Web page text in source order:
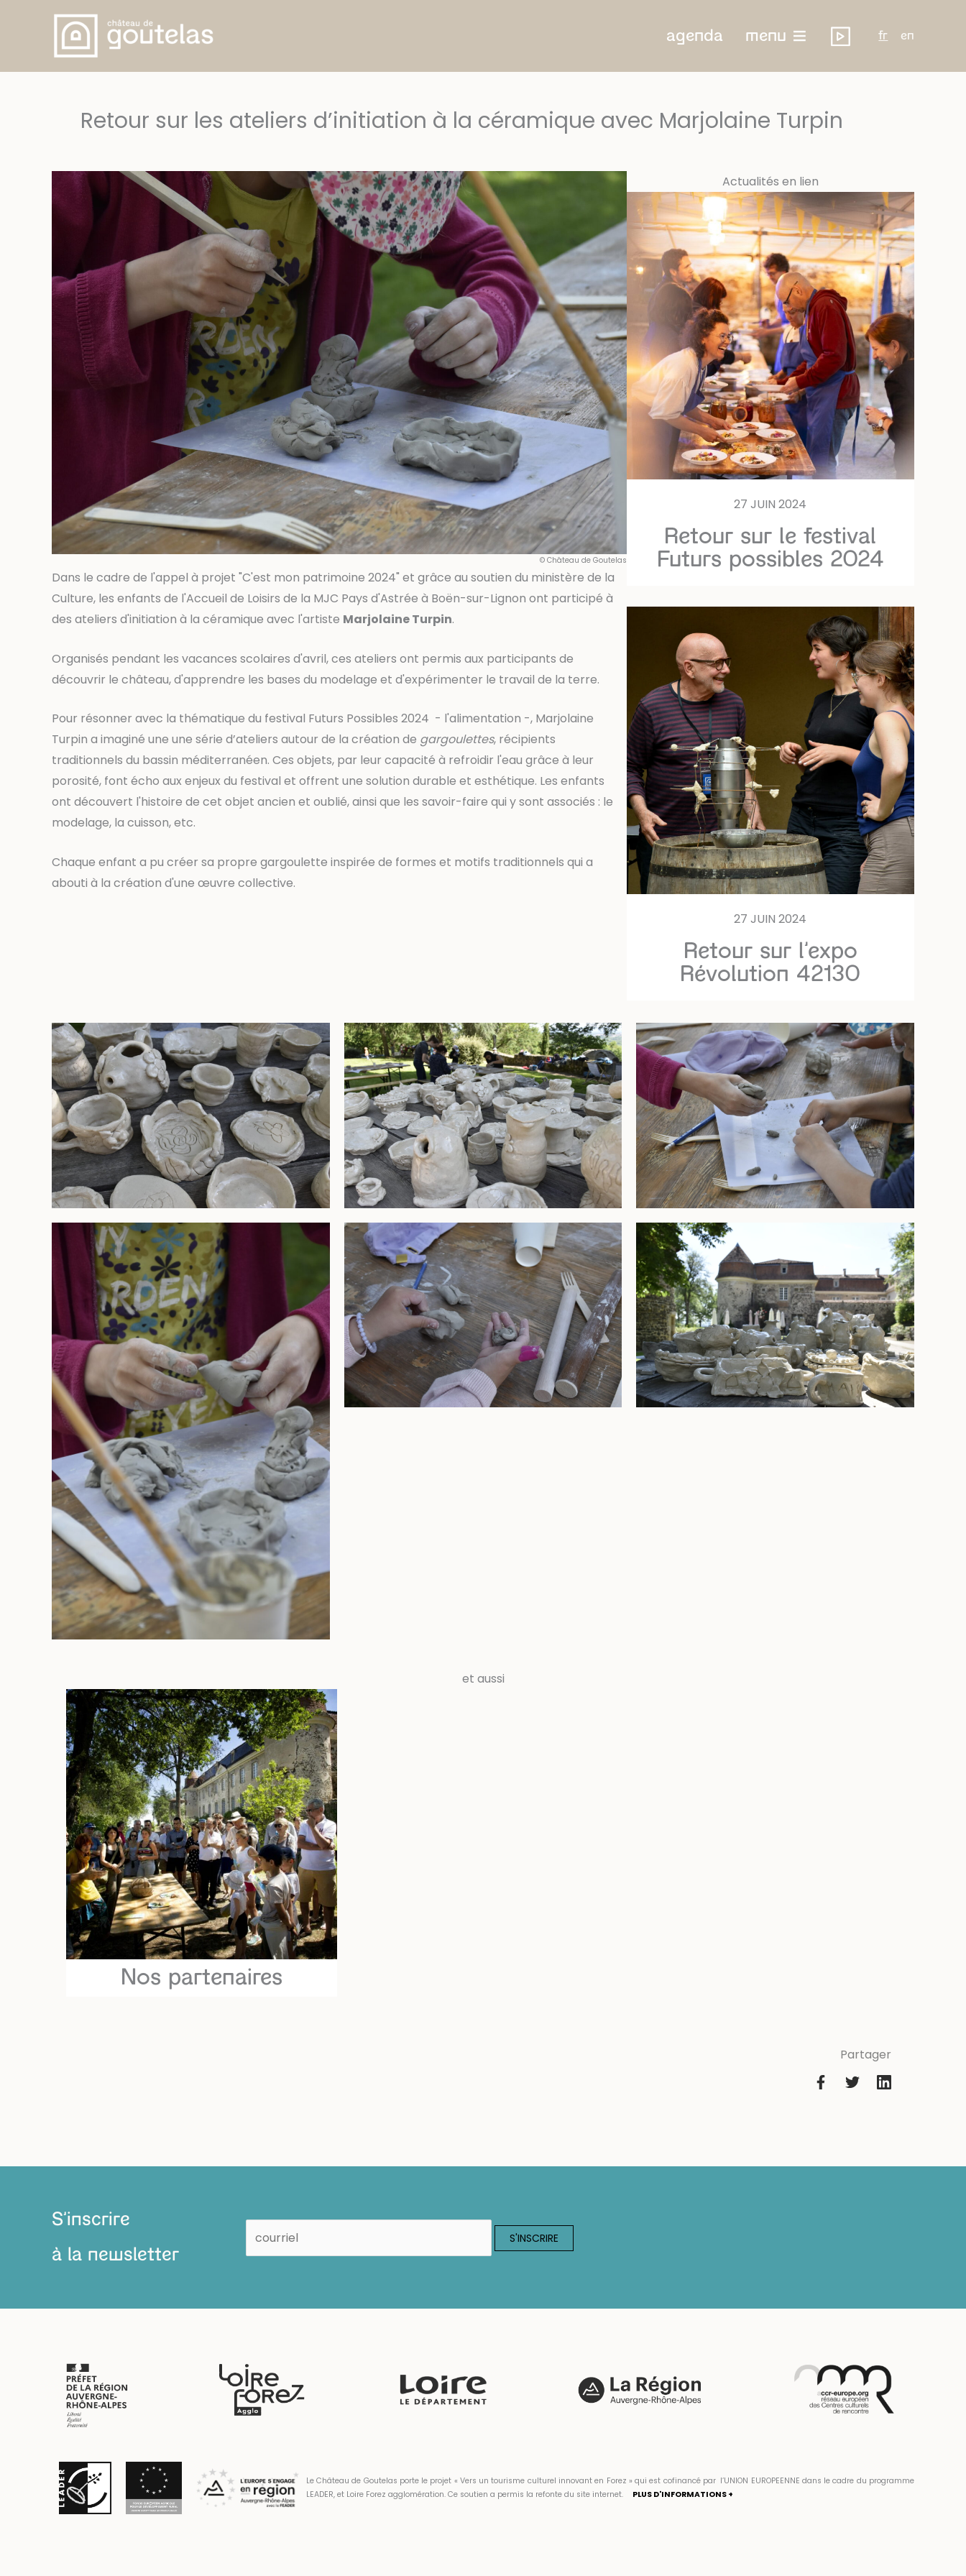
agenda menu fr en
Retour sur les ateliers d’initiation à la céramique avec Marjolaine Turpin
© Château de Goutelas
Dans le cadre de l'appel à projet "C'est mon patrimoine 2024" et grâce au soutien du ministère de la
Culture, les enfants de l'Accueil de Loisirs de la MJC Pays d'Astrée à Boën-sur-Lignon ont participé à
des ateliers d'initiation à la céramique avec l'artiste Marjolaine Turpin.
Organisés pendant les vacances scolaires d'avril, ces ateliers ont permis aux participants de
découvrir le château, d'apprendre les bases du modelage et d'expérimenter le travail de la terre.
Pour résonner avec la thématique du festival Futurs Possibles 2024 - l'alimentation -, Marjolaine
Turpin a imaginé une une série d’ateliers autour de la création de gargoulettes, récipients
traditionnels du bassin méditerranéen. Ces objets, par leur capacité à refroidir l'eau grâce à leur
porosité, font écho aux enjeux du festival et offrent une solution durable et esthétique. Les enfants
ont découvert l'histoire de cet objet ancien et oublié, ainsi que les savoir-faire qui y sont associés : le
modelage, la cuisson, etc.
Chaque enfant a pu créer sa propre gargoulette inspirée de formes et motifs traditionnels qui a
abouti à la création d'une œuvre collective.
Actualités en lien
27 JUIN 2024
Retour sur le festival
Futurs possibles 2024
27 JUIN 2024
Retour sur l’expo
Révolution 42130
et aussi
Nos partenaires
Partager
S'inscrire
à la newsletter
Le Château de Goutelas porte le projet « Vers un tourisme culturel innovant en Forez » qui est cofinancé par l’UNION EUROPEENNE dans le cadre du programme
LEADER, et Loire Forez agglomération. Ce soutien a permis la refonte du site internet.
PLUS D'INFORMATIONS +